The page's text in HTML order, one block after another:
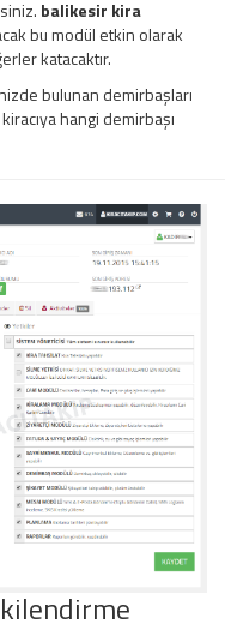
balikesir kira
bu modül etkin olarak
katacaktır.
bulunan demirbaşları
hangi demirbaşı